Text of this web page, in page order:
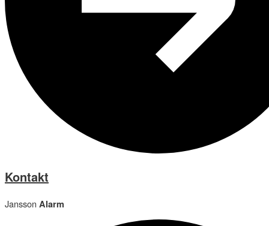
Kontakt
Jansson Alarm